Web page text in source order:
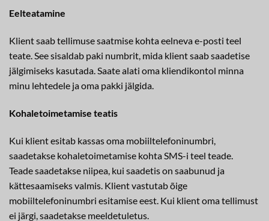
Eelteatamine
Klient saab tellimuse saatmise kohta eelneva e-posti teel
teate. See sisaldab paki numbrit, mida klient saab saadetise
jälgimiseks kasutada. Saate alati oma kliendikontol minna
minu lehtedele ja oma pakki jälgida.
Kohaletoimetamise teatis
Kui klient esitab kassas oma mobiiltelefoninumbri,
saadetakse kohaletoimetamise kohta SMS-i teel teade.
Teade saadetakse niipea, kui saadetis on saabunud ja
kättesaamiseks valmis. Klient vastutab õige
mobiiltelefoninumbri esitamise eest. Kui klient oma tellimust
ei järgi, saadetakse meeldetuletus.